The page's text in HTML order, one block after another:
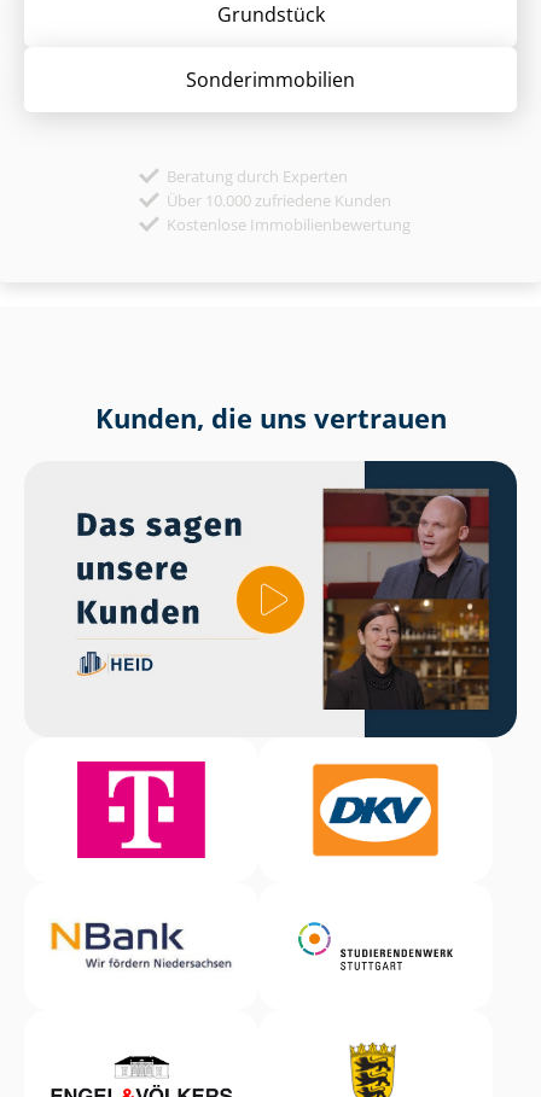
Grund­stück
Sonder­immobilien
Beratung durch Experten
Über 10.000 zufriedene Kunden
Kostenlose Immobilienbewertung
Kunden, die uns vertrauen